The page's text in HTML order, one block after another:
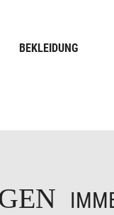
BEKLEIDUNG